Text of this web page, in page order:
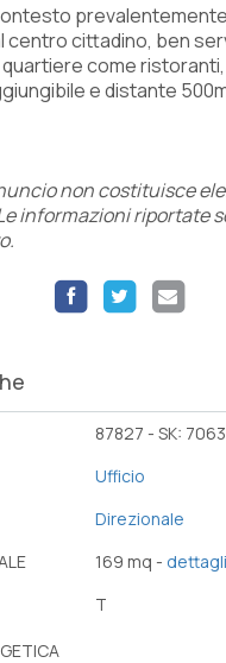
centro cittadino, ben
come
e distante
non costituisce
informazioni riportate
87827 - SK:
Ufficio
Direzionale
169 mq - dettagli
T